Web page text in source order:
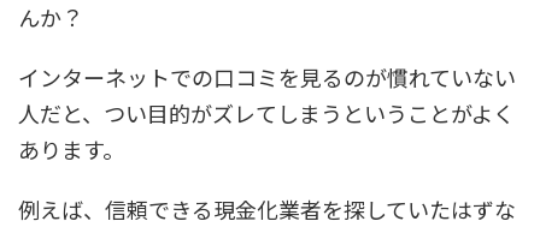
んか？
インターネットでの口コミを見るのが慣れていない
人だと、つい目的がズレてしまうということがよく
あります。
例えば、信頼できる現金化業者を探していたはずな